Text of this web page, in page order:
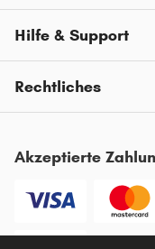
Hilfe & Support
Rechtliches
Akzeptierte